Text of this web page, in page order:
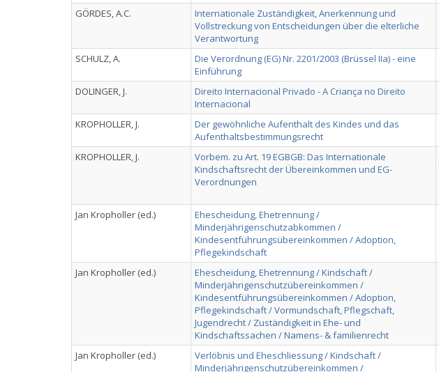
GÖRDES, A.C.
Internationale Zuständigkeit, Anerkennung und
Vollstreckung von Entscheidungen über die elterliche
Verantwortung
SCHULZ, A.
Die Verordnung (EG) Nr. 2201/2003 (Brüssel IIa) - eine
Einführung
DOLINGER, J.
Direito Internacional Privado - A Criança no Direito
Internacional
KROPHOLLER, J.
Der gewöhnliche Aufenthalt des Kindes und das
Aufenthaltsbestimmungsrecht
KROPHOLLER, J.
Vorbem. zu Art. 19 EGBGB: Das Internationale
Kindschaftsrecht der Übereinkommen und EG-
Verordnungen
Jan Kropholler (ed.)
Ehescheidung, Ehetrennung /
Minderjährigenschutzabkommen /
Kindesentführungsübereinkommen / Adoption,
Pflegekindschaft
Jan Kropholler (ed.)
Ehescheidung, Ehetrennung / Kindschaft /
Minderjährigenschutzübereinkommen /
Kindesentführungsübereinkommen / Adoption,
Pflegekindschaft / Vormundschaft, Pflegschaft,
Jugendrecht / Zuständigkeit in Ehe- und
Kindschaftssachen / Namens- & familienrecht
Jan Kropholler (ed.)
Verlöbnis und Eheschliessung / Kindschaft /
Minderjährigenschutzübereinkommen /